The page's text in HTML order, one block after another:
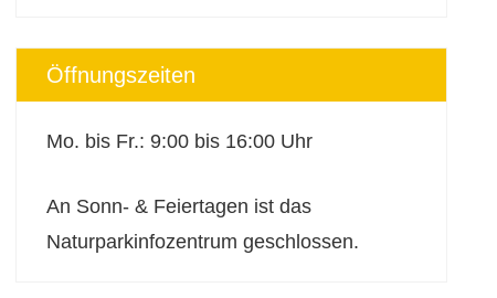
Öffnungszeiten
Mo. bis Fr.: 9:00 bis 16:00 Uhr
An Sonn- & Feiertagen ist das
Naturparkinfozentrum geschlossen.